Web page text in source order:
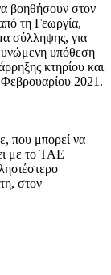
βοηθήσουν στον
τη Γεωργία,
σύλληψης, για
υπόθεση
κτηρίου και
2021.
που μπορεί να
με το ΤΑΕ
στον